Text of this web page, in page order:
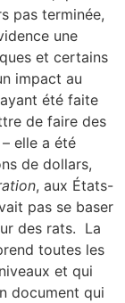
pas terminée,
une
et certains
impact au
été faite
de faire des
elle a été
de dollars,
, aux États-
pas se baser
des rats. La
toutes les
et qui
document qui